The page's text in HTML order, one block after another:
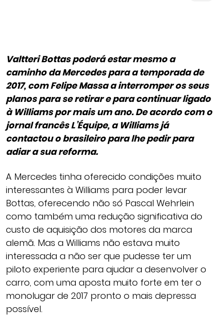
Valtteri Bottas poderá estar mesmo a
caminho da Mercedes para a temporada de
2017, com Felipe Massa a interromper os seus
planos para se retirar e para continuar ligado
à Williams por mais um ano. De acordo com o
jornal francês L’Équipe, a Williams já
contactou o brasileiro para lhe pedir para
adiar a sua reforma.
A Mercedes tinha oferecido condições muito
interessantes à Williams para poder levar
Bottas, oferecendo não só Pascal Wehrlein
como também uma redução significativa do
custo de aquisição dos motores da marca
alemã. Mas a Williams não estava muito
interessada a não ser que pudesse ter um
piloto experiente para ajudar a desenvolver o
carro, com uma aposta muito forte em ter o
monolugar de 2017 pronto o mais depressa
possível.